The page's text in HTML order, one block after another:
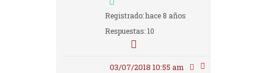
Registrado: hace 8 años
Respuestas: 10
03/07/2018 10:55 am